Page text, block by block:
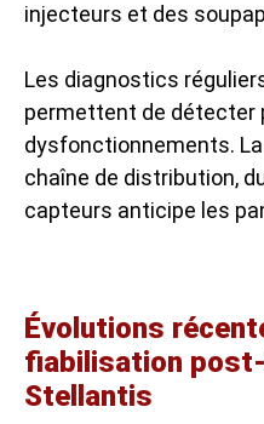
injecteurs et des
Les diagnostics
permettent de détecter
dysfonctionnements. La
chaîne de distribution,
capteurs anticipe les
Évolutions
fiabilisation
Stellantis